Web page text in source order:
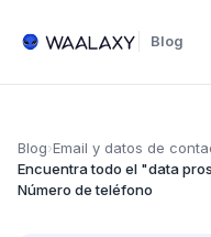
Blog
Blog›Email y datos de
Encuentra todo el "data
Número de teléfono